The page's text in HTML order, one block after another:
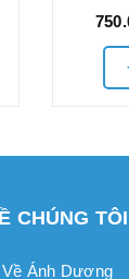
CHÚNG TÔI
Về Ánh Dương